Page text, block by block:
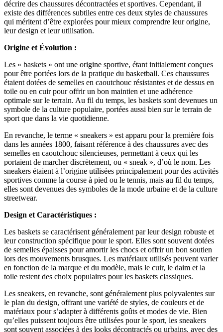
décrire des chaussures décontractées et sportives. Cependant, il
existe des différences subtiles entre ces deux styles de chaussures
qui méritent d’être explorées pour mieux comprendre leur origine,
leur design et leur utilisation.
Origine et Évolution :
Les « baskets » ont une origine sportive, étant initialement conçues
pour être portées lors de la pratique du basketball. Ces chaussures
étaient dotées de semelles en caoutchouc résistantes et de dessus en
toile ou en cuir pour offrir un bon maintien et une adhérence
optimale sur le terrain. Au fil du temps, les baskets sont devenues un
symbole de la culture populaire, portées aussi bien sur le terrain de
sport que dans la vie quotidienne.
En revanche, le terme « sneakers » est apparu pour la première fois
dans les années 1800, faisant référence à des chaussures avec des
semelles en caoutchouc silencieuses, permettant à ceux qui les
portaient de marcher discrètement, ou « sneak », d’où le nom. Les
sneakers étaient à l’origine utilisées principalement pour des activités
sportives comme la course à pied ou le tennis, mais au fil du temps,
elles sont devenues des symboles de la mode urbaine et de la culture
streetwear.
Design et Caractéristiques :
Les baskets se caractérisent généralement par leur design robuste et
leur construction spécifique pour le sport. Elles sont souvent dotées
de semelles épaisses pour amortir les chocs et offrir un bon soutien
lors des mouvements brusques. Les matériaux utilisés peuvent varier
en fonction de la marque et du modèle, mais le cuir, le daim et la
toile restent des choix populaires pour les baskets classiques.
Les sneakers, en revanche, sont généralement plus polyvalentes sur
le plan du design, offrant une variété de styles, de couleurs et de
matériaux pour s’adapter à différents goûts et modes de vie. Bien
qu’elles puissent toujours être utilisées pour le sport, les sneakers
sont souvent associées à des looks décontractés ou urbains, avec des